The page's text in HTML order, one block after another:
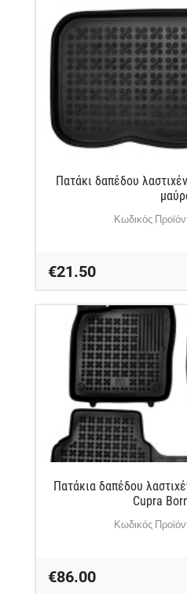
Πατάκι δαπέδου
Κωδικός
€21.50
Πατάκια δαπέδου
Cupra
Κωδικός
€86.00